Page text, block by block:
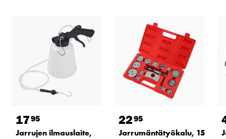
1795
Jarrujen ilmauslaite,
2295
Jarrumäntätyökalu, 15 osaa